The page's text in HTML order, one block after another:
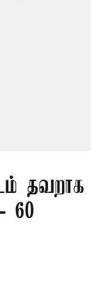
தவறாக
60